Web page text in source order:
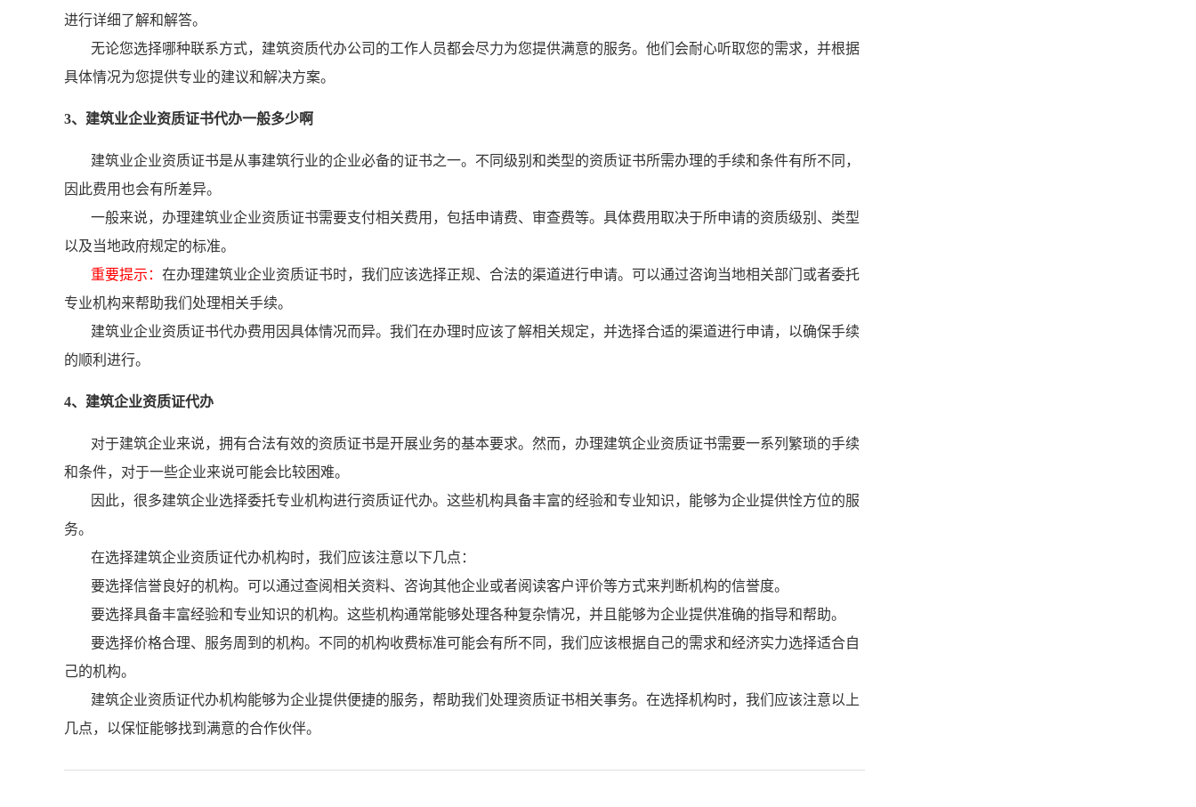
进行详细了解和解答。
无论您选择哪种联系方式，建筑资质代办公司的工作人员都会尽力为您提供满意的服务。他们会耐心听取您的需求，并根据
具体情况为您提供专业的建议和解决方案。
3、建筑业企业资质证书代办一般多少啊
建筑业企业资质证书是从事建筑行业的企业必备的证书之一。不同级别和类型的资质证书所需办理的手续和条件有所不同，
因此费用也会有所差异。
一般来说，办理建筑业企业资质证书需要支付相关费用，包括申请费、审查费等。具体费用取决于所申请的资质级别、类型
以及当地政府规定的标准。
重要提示： 在办理建筑业企业资质证书时，我们应该选择正规、合法的渠道进行申请。可以通过咨询当地相关部门或者委托
专业机构来帮助我们处理相关手续。
建筑业企业资质证书代办费用因具体情况而异。我们在办理时应该了解相关规定，并选择合适的渠道进行申请，以确保手续
的顺利进行。
4、建筑企业资质证代办
对于建筑企业来说，拥有合法有效的资质证书是开展业务的基本要求。然而，办理建筑企业资质证书需要一系列繁琐的手续
和条件，对于一些企业来说可能会比较困难。
因此，很多建筑企业选择委托专业机构进行资质证代办。这些机构具备丰富的经验和专业知识，能够为企业提供恮方位的服
务。
在选择建筑企业资质证代办机构时，我们应该注意以下几点：
要选择信誉良好的机构。可以通过查阅相关资料、咨询其他企业或者阅读客户评价等方式来判断机构的信誉度。
要选择具备丰富经验和专业知识的机构。这些机构通常能够处理各种复杂情况，并且能够为企业提供准确的指导和帮助。
要选择价格合理、服务周到的机构。不同的机构收费标准可能会有所不同，我们应该根据自己的需求和经济实力选择适合自
己的机构。
建筑企业资质证代办机构能够为企业提供便捷的服务，帮助我们处理资质证书相关事务。在选择机构时，我们应该注意以上
几点，以保怔能够找到满意的合作伙伴。